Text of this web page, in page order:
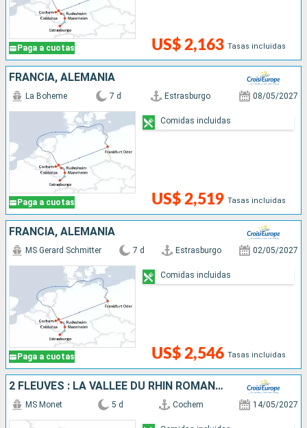
Paga a cuotas US$ 2,163 Tasas incluidas
FRANCIA, ALEMANIA
Paga a cuotas
La Boheme 7 d Estrasburgo 08/05/2027
US$ 2,519 Tasas incluidas
Comidas incluidas
FRANCIA, ALEMANIA
Paga a cuotas
MS Gerard Schmitter 7 d Estrasburgo 02/05/2027
US$ 2,546 Tasas incluidas
Comidas incluidas
2 FLEUVES : LA VALLÉE DU RHIN ROMANTIQUE ET LA MAGIE DE LA MOSELLE
MS Monet 5 d Cochem 14/05/2027